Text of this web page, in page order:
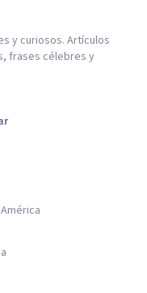
y curiosos. Artículos
frases célebres y